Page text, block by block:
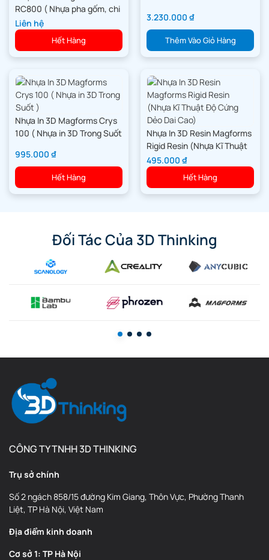
RC800 ( Nhựa pha gốm, chi
tiết, độ bền cực cao )
Liên hệ
Hết Hàng
3.230.000 ₫
Thêm Vào Giỏ Hàng
Nhựa In 3D Magforms Crys
100 ( Nhựa in 3D Trong Suốt
995.000 ₫
Hết Hàng
Nhựa In 3D Resin Magforms
Rigid Resin (Nhựa Kĩ Thuật
Độ Cứng Dẻo Dai Cao)
495.000 ₫
Hết Hàng
Đối Tác Của 3D Thinking
CÔNG TY TNHH 3D THINKING
Trụ sở chính
Số 2 ngách 858/15 đường Kim Giang, Thôn Vực, Phường Thanh
Liệt, TP Hà Nội, Việt Nam
Địa điểm kinh doanh
Cơ sở 1: TP Hà Nội